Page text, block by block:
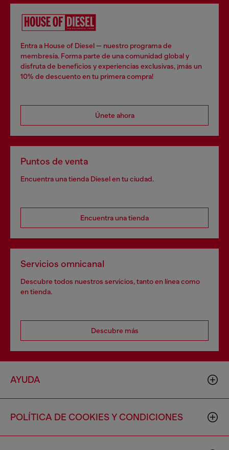
Entra a House of Diesel — nuestro programa de
membresía. Forma parte de una comunidad global y
disfruta de beneficios y experiencias exclusivas, ¡más un
10% de descuento en tu primera compra!
Únete ahora
Puntos de venta
Encuentra una tienda Diesel en tu ciudad.
Encuentra una tienda
Servicios omnicanal
Descubre todos nuestros servicios, tanto en línea como
en tienda.
Descubre más
AYUDA
POLÍTICA DE COOKIES Y CONDICIONES